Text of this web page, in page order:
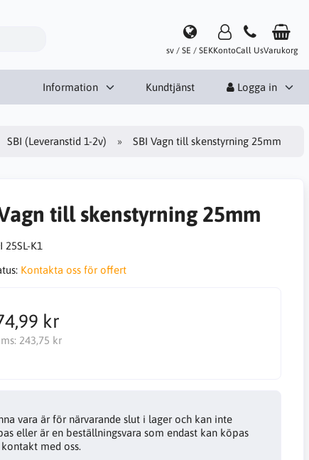
sv / SE / SEKKontoCall UsVarukorg
Information Kundtjänst Logga in
SBI (Leveranstid 1-2v) SBI Vagn till skenstyrning 25mm
till skenstyrning 25mm
25SL-K1
Kontakta oss för offert
kr
243,75 kr
vara är för närvarande slut i lager och kan inte
eller är en beställningsvara som endast kan köpas
med oss.